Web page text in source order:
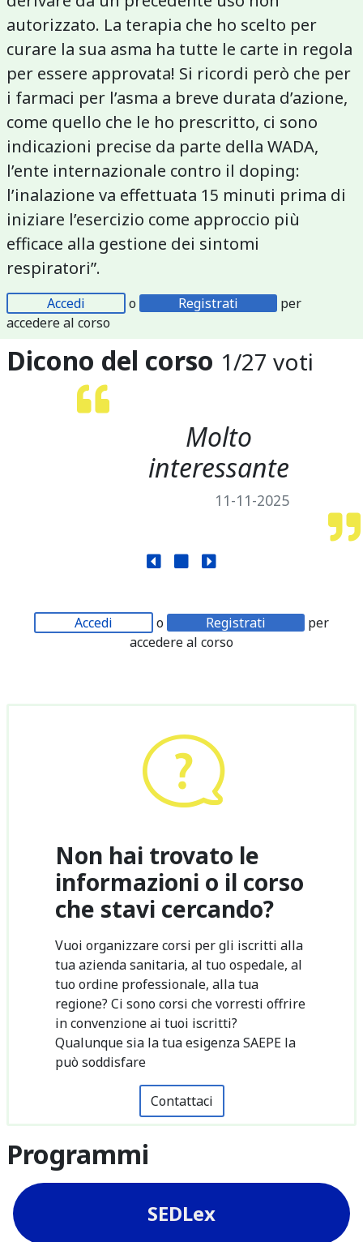
autorizzato. La terapia che ho scelto per
curare la sua asma ha tutte le carte in regola
per essere approvata! Si ricordi però che per
i farmaci per l’asma a breve durata d’azione,
come quello che le ho prescritto, ci sono
indicazioni precise da parte della WADA,
l’ente internazionale contro il doping:
l’inalazione va effettuata 15 minuti prima di
iniziare l’esercizio come approccio più
efficace alla gestione dei sintomi
respiratori”.
Accedi o Registrati
per
accedere al corso
Dicono del corso 1/27 voti
Molto
interessante
11-11-2025
Accedi o Registrati
per
accedere al corso
Non hai trovato le
informazioni o il corso
che stavi cercando?
Vuoi organizzare corsi per gli iscritti alla
tua azienda sanitaria, al tuo ospedale, al
tuo ordine professionale, alla tua
regione? Ci sono corsi che vorresti offrire
in convenzione ai tuoi iscritti?
Qualunque sia la tua esigenza SAEPE la
può soddisfare
Contattaci
Programmi
SEDLex